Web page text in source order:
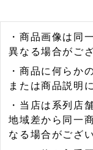
・商品画像は同
異なる場合がご
・商品に何らか
または商品説明
・当店は系列店
地域差から同一
なる場合がござ